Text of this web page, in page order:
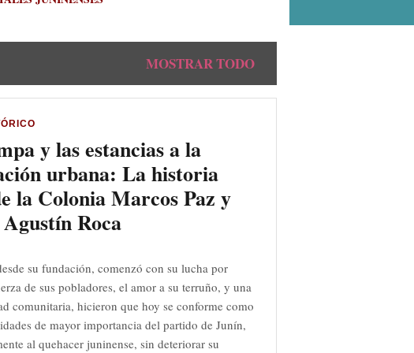
MOSTRAR TODO
y las estancias a la
urbana: La historia
la Colonia Marcos Paz y
Roca
su fundación, comenzó con su lucha por
de sus pobladores, el amor a su terruño, y una
comunitaria, hicieron que hoy se conforme como
de mayor importancia del partido de Junín,
al quehacer juninense, sin deteriorar su